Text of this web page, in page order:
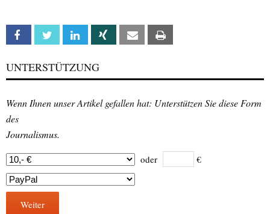
Facebook Twitter Linkedin Xing Email
UNTERSTÜTZUNG
Wenn Ihnen unser Artikel gefallen hat: Unterstützen Sie diese Form
des
Journalismus.
oder €
Weiter